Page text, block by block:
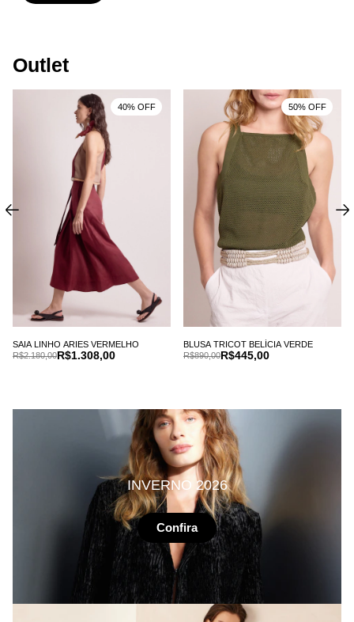
Outlet
SAIA LINHO ARIES VERMELHO
R$1.308,00
R$2.180,00
40% OFF
BLUSA TRICOT BELÍCIA VERDE
R$445,00
R$890,00
50% OFF
INVERNO 2026
Confira